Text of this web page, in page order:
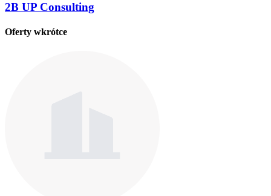
2B UP Consulting
Oferty wkrótce